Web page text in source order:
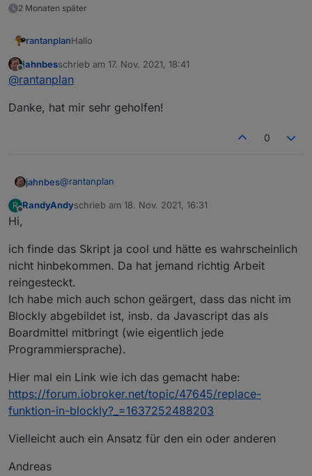
2 Monaten später
rantanplanHallo
Manchmal ist es notwendig unliebsame Zeichen aus
einem Text zu entfernen um diese z.B. in VIS
Mit dem folgenden Blockly kann man jedes
Steuerzeichen gegen etwas anderes tauschen.
Spoiler
Bei Fragen, fragen.
Grüße
Offline
jahnbesschrieb am 17. Nov. 2021, 18:41
zuletzt editiert von
@rantanplan
Danke, hat mir sehr geholfen!
0
jahnbes@rantanplan
Danke, hat mir sehr geholfen!
R RandyAndyschrieb am 18. Nov. 2021, 16:31
zuletzt editiert von
Hi,
ich finde das Skript ja cool und hätte es wahrscheinlich
nicht hinbekommen. Da hat jemand richtig Arbeit
reingesteckt.
Ich habe mich auch schon geärgert, dass das nicht im
Blockly abgebildet ist, insb. da Javascript das als
Boardmittel mitbringt (wie eigentlich jede
Programmiersprache).
Hier mal ein Link wie ich das gemacht habe:
https://forum.iobroker.net/topic/47645/replace-
funktion-in-blockly?_=1637252488203
Vielleicht auch ein Ansatz für den ein oder anderen
Andreas